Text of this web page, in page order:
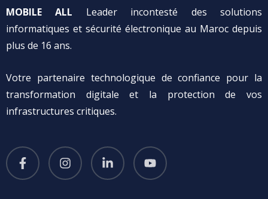
MOBILE ALL Leader incontesté des solutions
informatiques et sécurité électronique au Maroc depuis
plus de 16 ans.
Votre partenaire technologique de confiance pour la
transformation digitale et la protection de vos
infrastructures critiques.